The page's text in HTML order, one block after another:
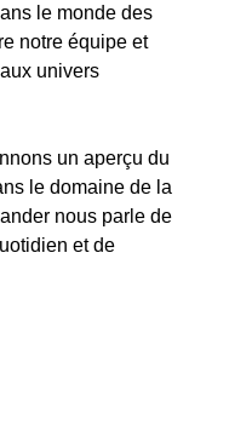
le monde des
notre équipe et
univers
un aperçu du
le domaine de la
nous parle de
et de